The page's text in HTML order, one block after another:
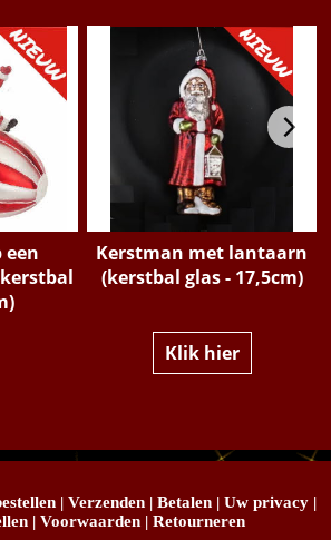
een
Kerstman met lantaarn
(kerstbal glas - 17,5cm)
| Verzenden | Betalen | Uw privacy |
| Voorwaarden | Retourneren